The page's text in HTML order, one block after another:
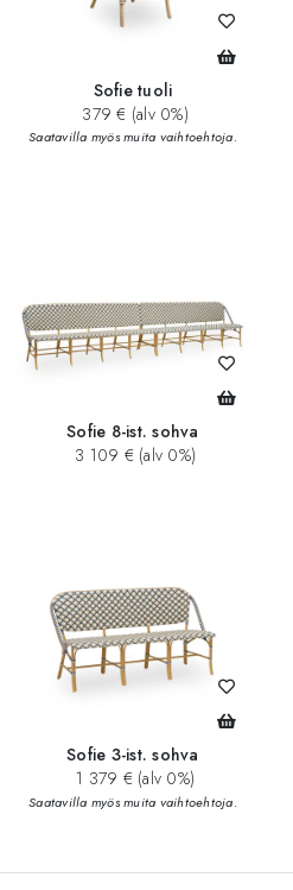
Sofie tuoli
379 € (alv 0%)
Saatavilla myös muita vaihtoehtoja.
Sofie 8-ist. sohva
3 109 € (alv 0%)
Sofie 3-ist. sohva
1 379 € (alv 0%)
Saatavilla myös muita vaihtoehtoja.